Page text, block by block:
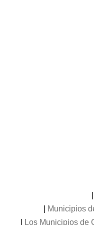
Municipios
Los Municipios de